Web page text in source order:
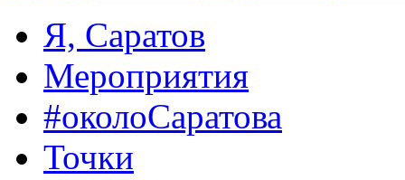
Я, Саратов
Мероприятия
#околоСаратова
Точки